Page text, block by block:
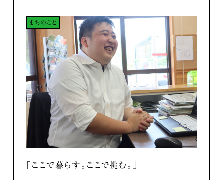
まちのこと
「ここで暮らす。ここで挑む。」